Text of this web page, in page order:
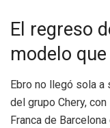
El regreso
modelo
Ebro no llegó sola a
del grupo Chery,
Franca de